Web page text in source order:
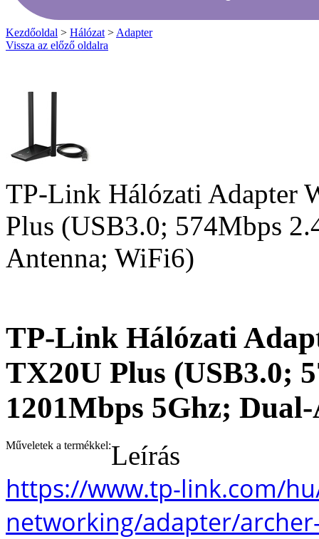
Kezdőoldal > Hálózat > Adapter
Vissza az előző oldalra
TP-Link Hálózati Adapter
Plus (USB3.0; 574Mbps
Antenna; WiFi6)
TP-Link Hálózati
TX20U Plus (USB3.0;
1201Mbps 5Ghz;
Műveletek a termékkel:Leírás
https://www.tp-link.com/
networking/adapter/